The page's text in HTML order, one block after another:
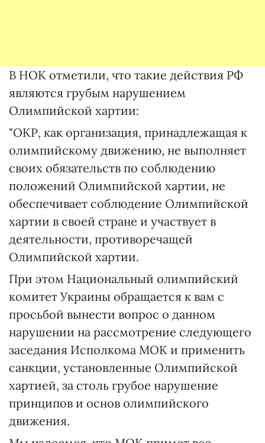
В НОК отметили, что такие действия РФ
являются грубым нарушением
Олимпийской хартии:
"ОКР, как организация, принадлежащая к
олимпийскому движению, не выполняет
своих обязательств по соблюдению
положений Олимпийской хартии, не
обеспечивает соблюдение Олимпийской
хартии в своей стране и участвует в
деятельности, противоречащей
Олимпийской хартии.
При этом Национальный олимпийский
комитет Украины обращается к вам с
просьбой вынести вопрос о данном
нарушении на рассмотрение следующего
заседания Исполкома МОК и применить
санкции, установленные Олимпийской
хартией, за столь грубое нарушение
принципов и основ олимпийского
движения.